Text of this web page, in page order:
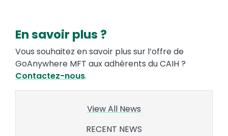
En savoir plus ?
Vous souhaitez en savoir plus sur l’offre de
GoAnywhere MFT aux adhérents du CAIH ?
Contactez-nous.
View All News
RECENT NEWS